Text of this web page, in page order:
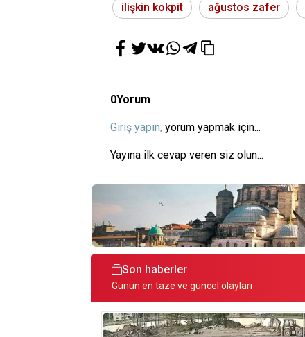
ilişkin kokpit ağustos zafer
0Yorum
Giriş yapın, yorum yapmak için...
Yayına ilk cevap veren siz olun...
Son haberler
Günün en taze ve güncel olayları